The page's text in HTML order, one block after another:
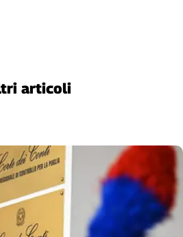
articoli